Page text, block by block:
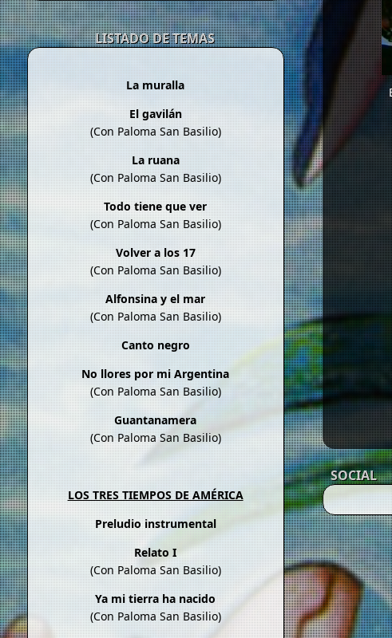
LISTADO DE TEMAS
La muralla
El gavilán
(Con Paloma San Basilio)
La ruana
(Con Paloma San Basilio)
Todo tiene que ver
(Con Paloma San Basilio)
Volver a los 17
(Con Paloma San Basilio)
Alfonsina y el mar
(Con Paloma San Basilio)
Canto negro
No llores por mi Argentina
(Con Paloma San Basilio)
Guantanamera
(Con Paloma San Basilio)
LOS TRES TIEMPOS DE AMÉRICA
Preludio instrumental
Relato I
(Con Paloma San Basilio)
Ya mi tierra ha nacido
(Con Paloma San Basilio)
SOCIAL